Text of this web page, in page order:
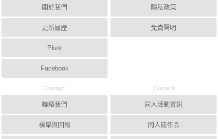
關於我們
更新履歷
Plurk
Facebook
隱私政策
免責聲明
Contact
聯絡我們
檢舉與回報
Content
同人活動資訊
同人誌作品